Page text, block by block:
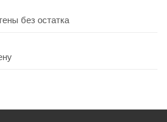
без остатка